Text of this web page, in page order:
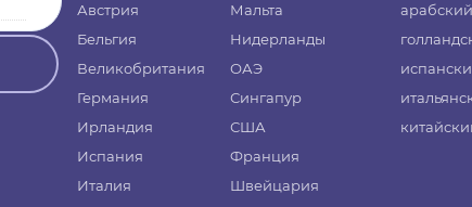
Австрия
Бельгия
Великобритания
Германия
Ирландия
Испания
Италия
Мальта
Нидерланды
ОАЭ
Сингапур
США
Франция
Швейцария
арабский